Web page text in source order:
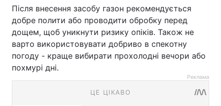
Після внесення засобу газон рекомендується
добре полити або проводити обробку перед
дощем, щоб уникнути ризику опіків. Також не
варто використовувати добриво в спекотну
погоду - краще вибирати прохолодні вечори або
похмурі дні.
Реклама